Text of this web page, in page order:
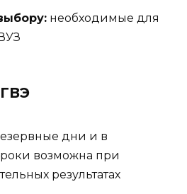
необходимые для
дни и в
возможна при
результатах